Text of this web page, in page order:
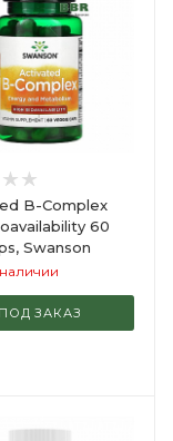
B-Complex
60
Swanson
ПОД ЗАКАЗ